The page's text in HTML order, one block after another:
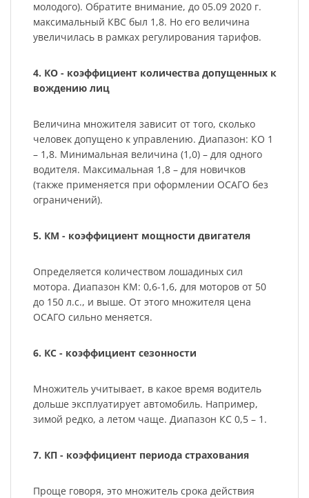
молодого). Обратите внимание, до 05.09 2020 г.
максимальный КВС был 1,8. Но его величина
увеличилась в рамках регулирования тарифов.
4. КО - коэффициент количества допущенных к
вождению лиц
Величина множителя зависит от того, сколько
человек допущено к управлению. Диапазон: КО 1
– 1,8. Минимальная величина (1,0) – для одного
водителя. Максимальная 1,8 – для новичков
(также применяется при оформлении ОСАГО без
ограничений).
5. КМ - коэффициент мощности двигателя
Определяется количеством лошадиных сил
мотора. Диапазон КМ: 0,6-1,6, для моторов от 50
до 150 л.с., и выше. От этого множителя цена
ОСАГО сильно меняется.
6. КС - коэффициент сезонности
Множитель учитывает, в какое время водитель
дольше эксплуатирует автомобиль. Например,
зимой редко, а летом чаще. Диапазон КС 0,5 – 1.
7. КП - коэффициент периода страхования
Проще говоря, это множитель срока действия